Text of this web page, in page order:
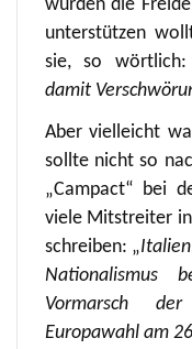
wurden die
unterstützen
sie, so wörtlich:
damit
Aber vielleicht
sollte nicht so
„Campact“ bei
viele Mitstreiter
schreiben: „
Nationalismus
Vormarsch
Europawahl am